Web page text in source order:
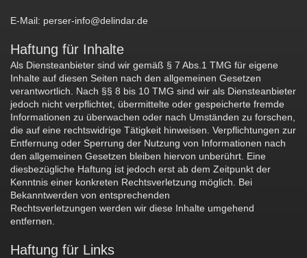
E-Mail: perser-info@delindar.de
Haftung für Inhalte
Als Diensteanbieter sind wir gemäß § 7 Abs.1 TMG für eigene
Inhalte auf diesen Seiten nach den allgemeinen Gesetzen
verantwortlich. Nach §§ 8 bis 10 TMG sind wir als Diensteanbieter
jedoch nicht verpflichtet, übermittelte oder gespeicherte fremde
Informationen zu überwachen oder nach Umständen zu forschen,
die auf eine rechtswidrige Tätigkeit hinweisen. Verpflichtungen zur
Entfernung oder Sperrung der Nutzung von Informationen nach
den allgemeinen Gesetzen bleiben hiervon unberührt. Eine
diesbezügliche Haftung ist jedoch erst ab dem Zeitpunkt der
Kenntnis einer konkreten Rechtsverletzung möglich. Bei
Bekanntwerden von entsprechenden
Rechtsverletzungen werden wir diese Inhalte umgehend
entfernen.
Haftung für Links